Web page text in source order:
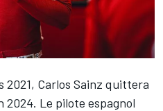
2021, Carlos Sainz quittera
2024. Le pilote espagnol